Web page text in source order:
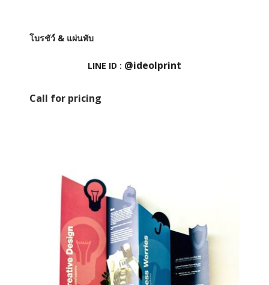
โบรชัว์ & แผ่นพับ
LINE ID : @ideolprint
Call for pricing